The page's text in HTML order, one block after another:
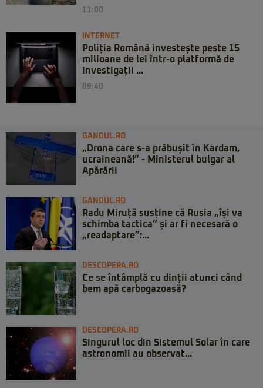
11:00
INTERNET
Poliția Română investește peste 15
milioane de lei într-o platformă de
investigații ...
09:40
GANDUL.RO
„Drona care s-a prăbușit în Kardam,
ucraineană!” - Ministerul bulgar al
Apărării
GANDUL.RO
Radu Miruță susține că Rusia „își va
schimba tactica” și ar fi necesară o
„readaptare”:...
DESCOPERA.RO
Ce se întâmplă cu dinții atunci când
bem apă carbogazoasă?
DESCOPERA.RO
Singurul loc din Sistemul Solar în care
astronomii au observat...